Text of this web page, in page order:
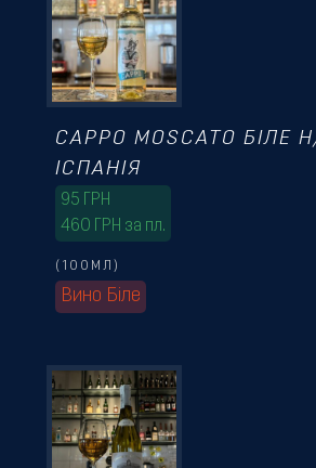
Вино Біле
(100МЛ)
CAPPO MOSCATO БІЛЕ
ІСПАНІЯ
95 ГРН
460 ГРН за пл.